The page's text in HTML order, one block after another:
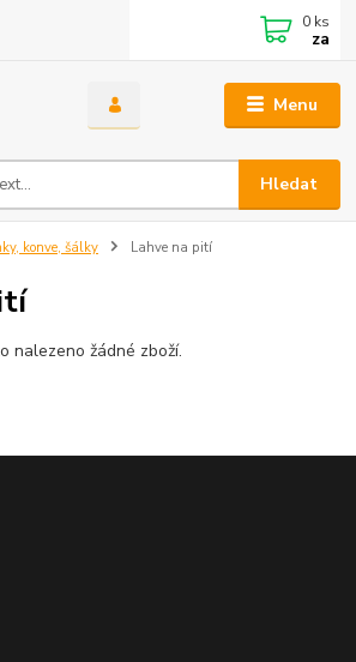
Menu
Hledat
0 ks
za
konve, šálky Lahve na pití
nalezeno žádné zboží.